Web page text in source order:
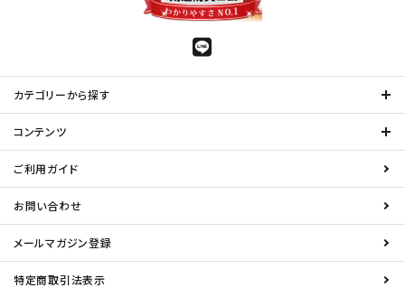
カテゴリーから探す
コンテンツ
ご利用ガイド
お問い合わせ
メールマガジン登録
特定商取引法表示